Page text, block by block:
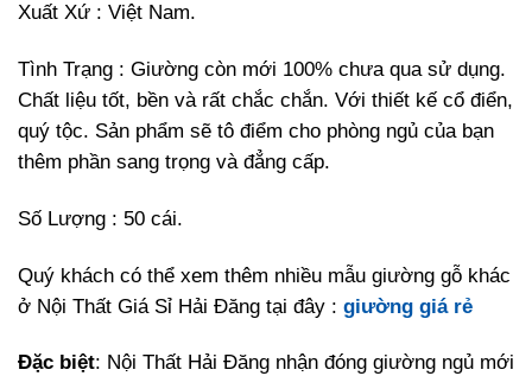
Xuất Xứ : Việt Nam.
Tình Trạng : Giường còn mới 100% chưa qua sử dụng.
Chất liệu tốt, bền và rất chắc chắn. Với thiết kế cổ điển,
quý tộc. Sản phẩm sẽ tô điểm cho phòng ngủ của bạn
thêm phần sang trọng và đẳng cấp.
Số Lượng : 50 cái.
Quý khách có thể xem thêm nhiều mẫu giường gỗ khác
ở Nội Thất Giá Sỉ Hải Đăng tại đây : giường giá rẻ
Đặc biệt: Nội Thất Hải Đăng nhận đóng giường ngủ mới